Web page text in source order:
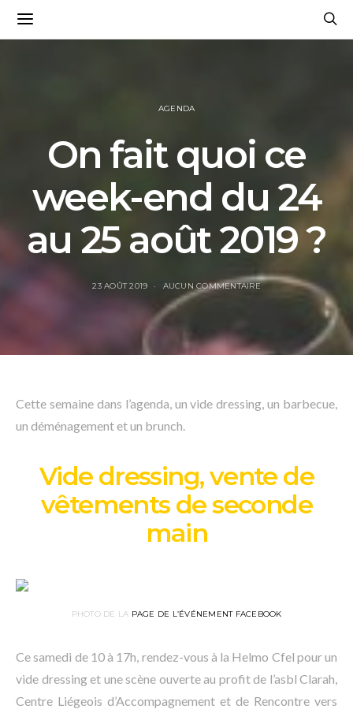
AGENDA
On fait quoi ce
week-end du 24
au 25 août 2019 ?
23 AOÛT 2019 AUCUN COMMENTAIRE
Cette semaine dans l’agenda, un vide dressing, un barbecue,
un déménagement et un brunch.
Vide dressing, vente de
vêtements de seconde
main
PHOTO DE LA PAGE DE L’ÉVÉNEMENT FACEBOOK
Ce samedi de 10 à 17h, rendez-vous à la Helmo Cfel pour un
vide dressing et une scène ouverte au profit de l’asbl Clarah,
Centre Liégeois d’Accompagnement et de Rencontre vers